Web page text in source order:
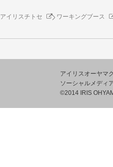
アイリスチトセ ワーキングブース
アイリスオーヤマ
ソーシャルメディ
©2014 IRIS